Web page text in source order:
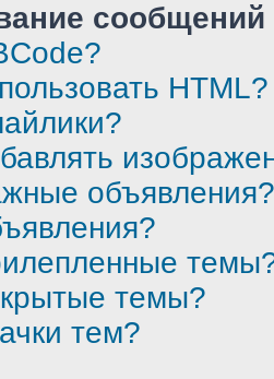
HTML?
объявления?
темы?
тем?